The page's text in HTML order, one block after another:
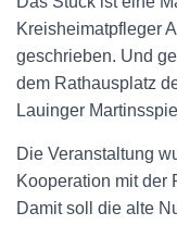
Kreisheimatpfleger
geschrieben. Und
dem Rathausplatz
Lauinger
Die Veranstaltung
Kooperation mit der
Damit soll die alte